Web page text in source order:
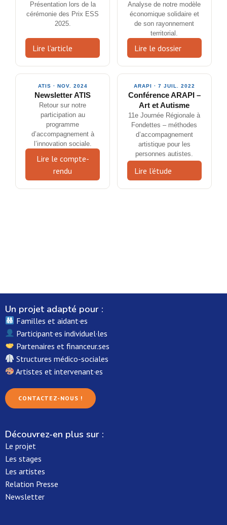
Présentation lors de la
cérémonie des Prix ESS
2025.
Lire l’article
Analyse de notre modèle
économique solidaire et
de son rayonnement
territorial.
Lire le dossier
ATIS · NOV. 2024
Newsletter ATIS
Retour sur notre
participation au
programme
d’accompagnement à
l’innovation sociale.
Lire le compte-
rendu
ARAPI · 7 JUIL. 2022
Conférence ARAPI –
Art et Autisme
11e Journée Régionale à
Fondettes – méthodes
d’accompagnement
artistique pour les
personnes autistes.
Lire l’étude
Un projet adapté pour :
Familles et aidant·es
Participant·es individuel·les
Partenaires et financeur.ses
Structures médico-sociales
Artistes et intervenant·es
CONTACTEZ-NOUS !
Découvrez-en plus sur :
Le projet
Les stages
Les artistes
Relation Presse
Newsletter